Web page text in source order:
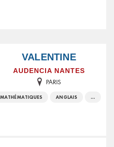
VALENTINE
AUDENCIA NANTES
PARIS
MATHÉMATIQUES ANGLAIS ...